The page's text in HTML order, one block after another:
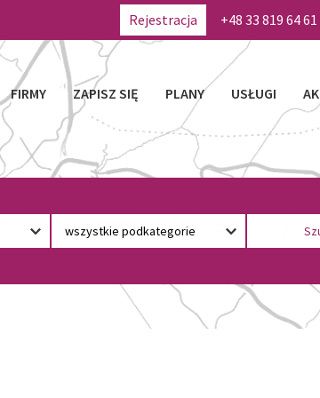
Rejestracja +48 33 819 64 61
FIRMY ZAPISZ SIĘ PLANY USŁUGI